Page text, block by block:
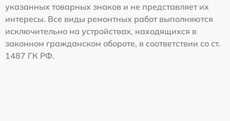
указанных товарных знаков и не представляет их
интересы. Все виды ремонтных работ выполняются
исключительно на устройствах, находящихся в
законном гражданском обороте, в соответствии со ст.
1487 ГК РФ.